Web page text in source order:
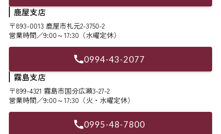
鹿屋支店
〒893-0013 鹿屋市札元2-3750-2
営業時間／9:00～17:30（水曜定休）
0994-43-2077
霧島支店
〒899-4321 霧島市国分広瀬3-27-2
営業時間／9:00～17:30（火・水曜定休）
0995-48-7800